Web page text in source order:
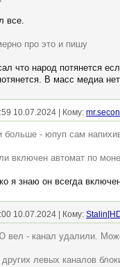
все.
про это и пишу
что народ потянется
В масс медиа
10.07.2024 | Кому:
больше - юпуп сам
включен автомат по
я знаю он всегда
10.07.2024 | Кому:
вел - канал удалили.
левых каналов